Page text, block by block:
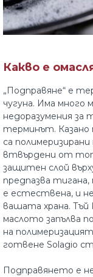
Какво е
„Подправяне“ е
чугуна. Има
недоразумения за
терминът. Казано
са
втвърдени от
защитен слой
предпазва
е естествена, и
вашата храна.
маслото запълва
на
готвене Solagio
Подправянето е